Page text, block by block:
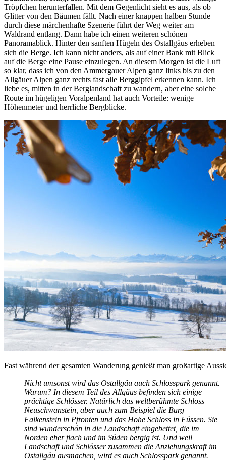
Tröpfchen herunterfallen. Mit dem Gegenlicht sieht es aus, als ob
Glitter von den Bäumen fällt. Nach einer knappen halben Stunde
durch diese märchenhafte Szenerie führt der Weg weiter am
Waldrand entlang. Dann habe ich einen weiteren schönen
Panoramablick. Hinter den sanften Hügeln des Ostallgäus erheben
sich die Berge. Ich kann nicht anders, als auf einer Bank mit Blick
auf die Berge eine Pause einzulegen. An diesem Morgen ist die Luft
so klar, dass ich von den Ammergauer Alpen ganz links bis zu den
Allgäuer Alpen ganz rechts fast alle Berggipfel erkennen kann. Ich
liebe es, mitten in der Berglandschaft zu wandern, aber eine solche
Route im hügeligen Voralpenland hat auch Vorteile: wenige
Höhenmeter und herrliche Bergblicke.
Fast während der gesamten Wanderung genießt man großartige
Nicht umsonst wird das Ostallgäu auch Schlosspark genannt.
Warum? In diesem Teil des Allgäus befinden sich einige
prächtige Schlösser. Natürlich das weltberühmte Schloss
Neuschwanstein, aber auch zum Beispiel die Burg
Falkenstein in Pfronten und das Hohe Schloss in Füssen. Sie
sind wunderschön in die Landschaft eingebettet, die im
Norden eher flach und im Süden bergig ist. Und weil
Landschaft und Schlösser zusammen die Anziehungskraft im
Ostallgäu ausmachen, wird es auch Schlosspark genannt.